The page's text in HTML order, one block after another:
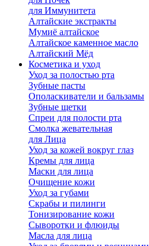
для Иммунитета
Алтайские экстракты
Мумиё алтайское
Алтайское каменное масло
Алтайский Мёд
Косметика и уход
Уход за полостью рта
Зубные пасты
Ополаскиватели и бальзамы
Зубные щетки
Спреи для полости рта
Смолка жевательная
для Лица
Уход за кожей вокруг глаз
Кремы для лица
Маски для лица
Очищение кожи
Уход за губами
Скрабы и пилинги
Тонизирование кожи
Сыворотки и флюиды
Масла для лица